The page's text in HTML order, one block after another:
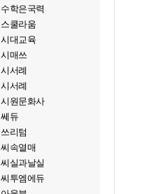
수학은국력
스쿨라움
시대교육
시매쓰
시서례
시서례
시원문화사
쎄듀
쓰리텀
씨속열매
씨실과날실
씨투엠에듀